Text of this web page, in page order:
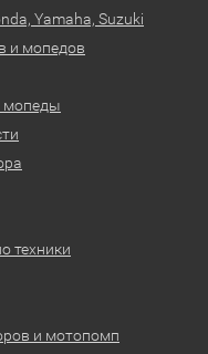
Yamaha, Suzuki
и мопедов
мопеды
техники
и мотопомп